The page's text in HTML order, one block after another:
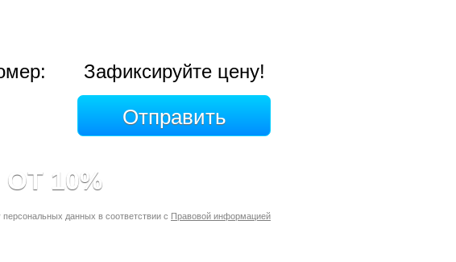
Зафиксируйте цену!
10%
данных в соответствии с Правовой информацией